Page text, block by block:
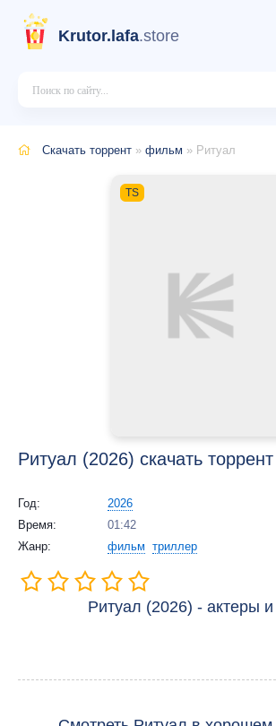
Krutor.lafa.store
Скачать торрент » фильм » Ритуал
TS
Ритуал (2026) скачать торрент
Год:
2026
Время:
01:42
Жанр:
фильм триллер
Ритуал (2026) - актеры